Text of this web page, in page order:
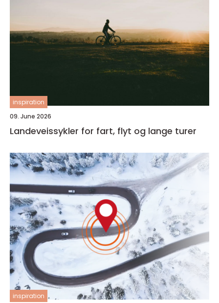
inspiration
09. June 2026
Landeveissykler for fart, flyt og lange turer
inspiration